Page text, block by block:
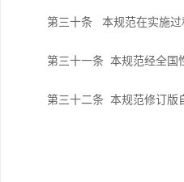
第三十条 本规范在实施过
第三十一条 本规范经全国
第三十二条 本规范修订版